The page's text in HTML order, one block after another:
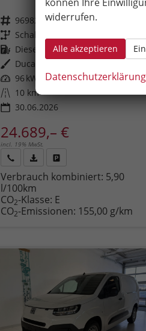
Fahrzeugnr. 96982
Getriebe Schalt. 6-Gang
Kraftstoff Diesel
Außenfarbe Ducato Weiß
Leistung 96 kW (131 PS)
Kilometerstand 10 km
30.06.2026
24.689,– €
incl. 19% MwSt.
anfordernDatei,
Fahrzeugexposé
drucken
drucken,
oder
vergleichen
Verbrauch kombiniert: 5,90
l/100km
CO2-Klasse: E
CO2-Emissionen: 155,00 g/km
widerrufen.
Alle akzeptieren
Datenschutzerklärung